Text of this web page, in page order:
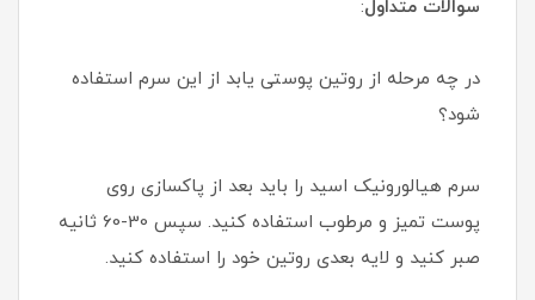
سوالات متداول:
در چه مرحله از روتین پوستی یابد از این سرم استفاده
شود؟
سرم هیالورونیک اسید را باید بعد از پاکسازی روی
پوست تمیز و مرطوب استفاده کنید. سپس 30-60 ثانیه
صبر کنید و لایه بعدی روتین خود را استفاده کنید.